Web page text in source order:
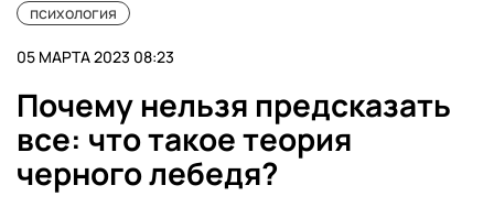
психология
05 МАРТА 2023 08:23
Почему нельзя предсказать
все: что такое теория
черного лебедя?